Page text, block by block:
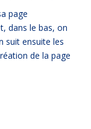
page
dans le bas, on
suit ensuite les
de la page